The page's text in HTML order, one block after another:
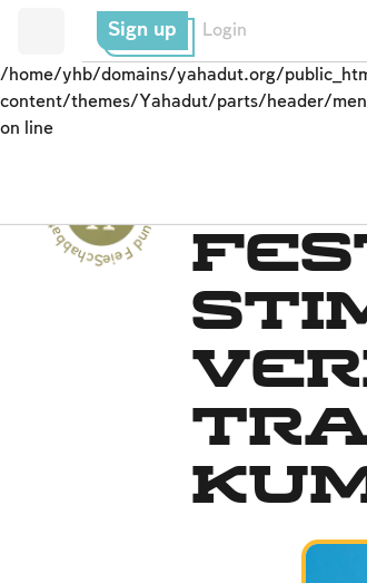
Sign up Login
/home/yhb/domains/yahadut.org/
content/themes/Yahadut/parts/header/
on line
Schabbat und Feiertage - Schabbat und Feiertage --